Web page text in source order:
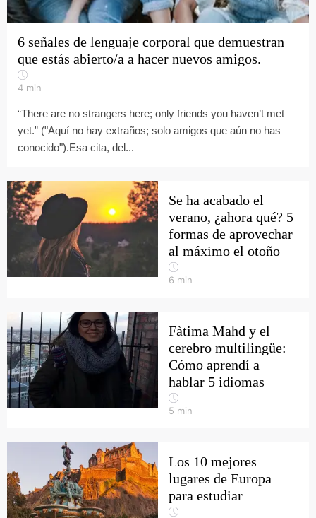
6 señales de lenguaje corporal que demuestran
que estás abierto/a a hacer nuevos amigos.
4 min
“There are no strangers here; only friends you haven’t met
yet.” ("Aquí no hay extraños; solo amigos que aún no has
conocido").Esa cita, del...
Se ha acabado el
verano, ¿ahora qué? 5
formas de aprovechar
al máximo el otoño
6 min
Fàtima Mahd y el
cerebro multilingüe:
Cómo aprendí a
hablar 5 idiomas
5 min
Los 10 mejores
lugares de Europa
para estudiar